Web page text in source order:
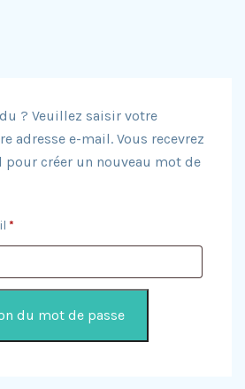
? Veuillez saisir votre
adresse e-mail. Vous recevrez
créer un nouveau mot de
*
du mot de passe